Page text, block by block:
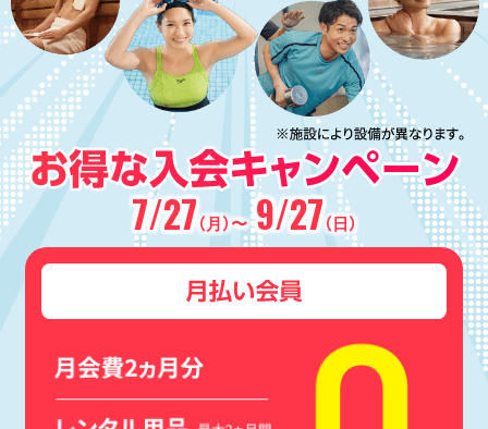
7/27 （月）〜9/27 （日）